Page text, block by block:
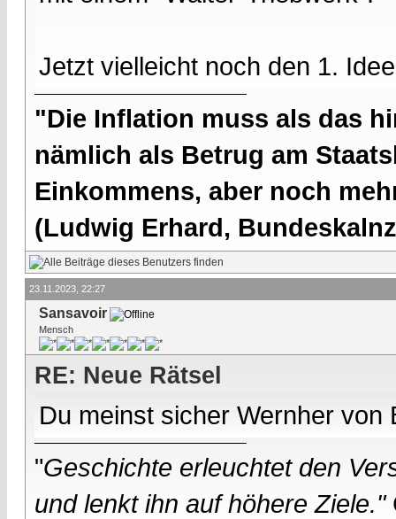
Jetzt vielleicht noch den 1.
"Die Inflation muss als das
nämlich als Betrug am
Einkommens, aber noch
(Ludwig Erhard,
23.11.2023, 22:27
Sansavoir
Mensch
RE: Neue Rätsel
Du meinst sicher Wernher von
"Geschichte erleuchtet den
und lenkt ihn auf höhere Ziele."